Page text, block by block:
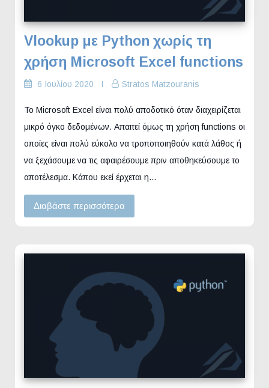
Vlookup με Python χωρίς τη
χρήση Microsoft Excel functions
6 Ιουλίου 2020 Stratos Matzouranis
Το Microsoft Excel είναι πολύ αποδοτικό όταν διαχειρίζεται
μικρό όγκο δεδομένων. Απαιτεί όμως τη χρήση functions οι
οποίες είναι πολύ εύκολο να τροποποιηθούν κατά λάθος ή
να ξεχάσουμε να τις αφαιρέσουμε πριν αποθηκεύσουμε το
αποτέλεσμα. Κάπου εκεί έρχεται η…
Διαβάστε περισσότερα